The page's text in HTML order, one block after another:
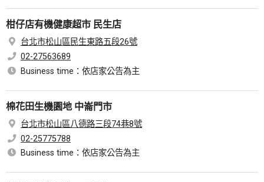
柑仔店有機健康超市 民生店
台北市松山區民生東路五段26號
02-27563689
Business time：依店家公告為主
棉花田生機園地 中崙門市
台北市松山區八德路三段74巷8號
02-25775788
Business time：依店家公告為主